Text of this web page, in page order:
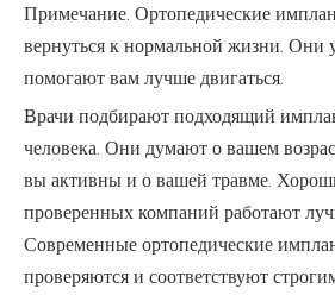
Примечание. Ортопедические
вернуться к нормальной жизни. Они
помогают вам лучше двигаться.
Врачи подбирают подходящий
человека. Они думают о вашем
вы активны и о вашей травме.
проверенных компаний работают
Современные ортопедические
проверяются и соответствуют